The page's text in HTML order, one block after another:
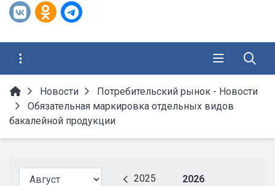
Новости
Потребительский рынок - Новости
Обязательная маркировка отдельных видов
бакалейной продукции
2025 2026